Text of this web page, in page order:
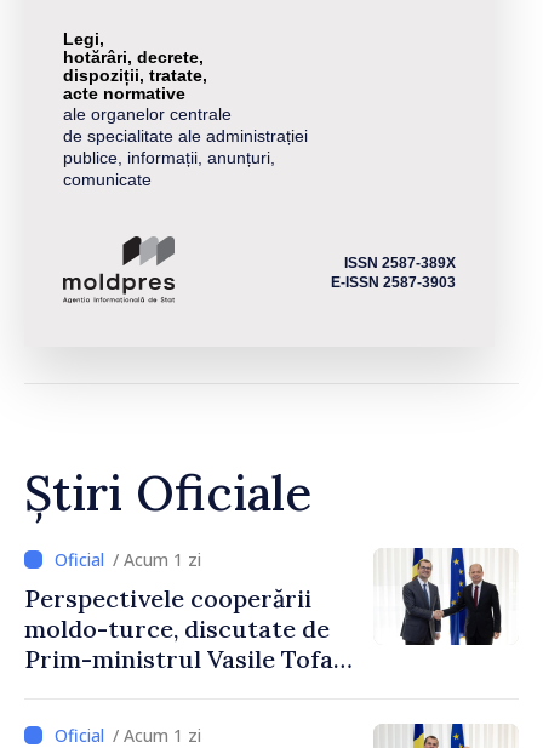
Legi,
hotărâri, decrete,
dispoziții, tratate,
acte normative
ale organelor centrale
de specialitate ale administrației
publice, informații, anunțuri,
comunicate
ISSN 2587-389X
E-ISSN 2587-3903
Știri Oficiale
/ Acum 1 zi
Perspectivele cooperării
moldo-turce, discutate de
Prim-ministrul Vasile Tofan
Uygar Mustafa Sertel
/ Acum 1 zi